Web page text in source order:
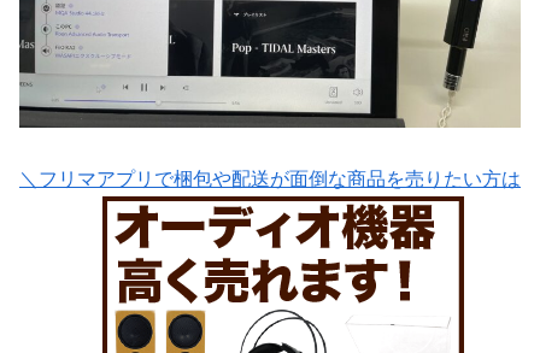
＼フリマアプリで梱包や配送が面倒な商品を売りたい方は